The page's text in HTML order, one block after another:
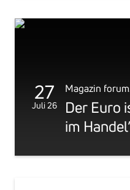
27
Juli 26
Magazin
Der Euro
im